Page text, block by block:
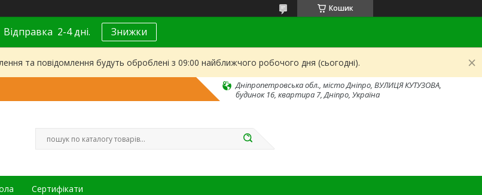
Кошик
Відправка 2-4 дні. Знижки
та повідомлення будуть оброблені з 09:00 найближчого робочого дня (сьогодні).
Дніпропетровська обл., місто Дніпро, ВУЛИЦЯ КУТУЗОВА,
будинок 16, квартира 7, Дніпро, Україна
Сертифікати